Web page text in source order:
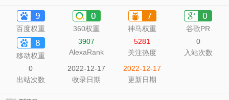
百度权重 360权重 神马权重 谷歌PR
移动权重
3907
AlexaRank
5281
关注热度
0
入站次数
0
出站次数
2022-12-17
收录日期
2022-12-17
更新日期
网站地址： http://duote.com